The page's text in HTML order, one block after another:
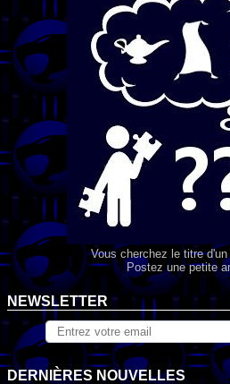
Vous cherchez le titre
Postez une petite
NEWSLETTER
DERNIÈRES NOUVELLES